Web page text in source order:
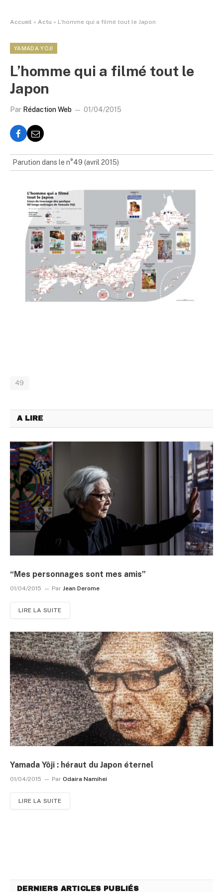
Accueil » Actu » L’homme qui a filmé tout le Japon
YAMADA YOJI
L’homme qui a filmé tout le
Japon
Par Rédaction Web 01/04/2015
Parution dans le n°49 (avril 2015)
49
A LIRE
“Mes personnages sont mes amis”
01/04/2015 Par Jean Derome
LIRE LA SUITE
Yamada Yôji : héraut du Japon éternel
01/04/2015 Par Odaira Namihei
LIRE LA SUITE
DERNIERS ARTICLES PUBLIÉS